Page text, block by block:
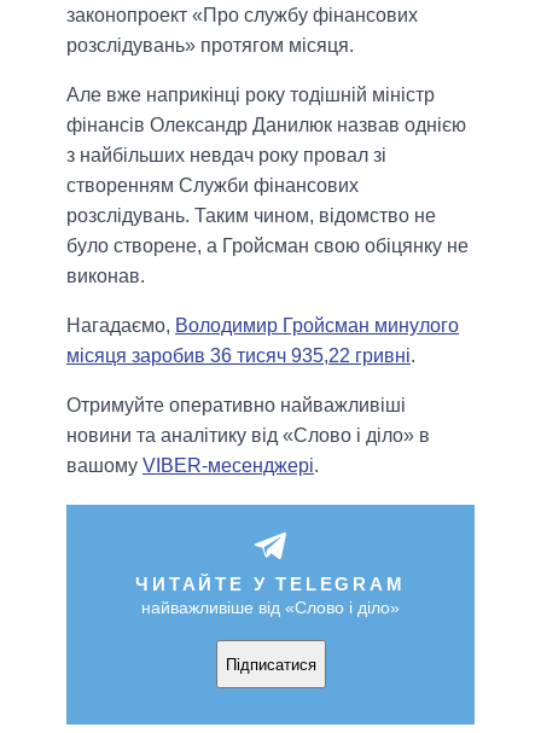
законопроект «Про службу фінансових
розслідувань» протягом місяця.
Але вже наприкінці року тодішній міністр
фінансів Олександр Данилюк назвав однією
з найбільших невдач року провал зі
створенням Служби фінансових
розслідувань. Таким чином, відомство не
було створене, а Гройсман свою обіцянку не
виконав.
Нагадаємо, Володимир Гройсман минулого
місяця заробив 36 тисяч 935,22 гривні.
Отримуйте оперативно найважливіші
новини та аналітику від «Слово і діло» в
вашому VIBER-месенджері.
ЧИТАЙТЕ У TELEGRAM
найважливіше від «Слово і діло»
Підписатися